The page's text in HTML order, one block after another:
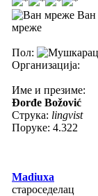
Ван
мреже
Пол:
Организација:
Име и презиме:
Đorđe Božović
Струка: lingvist
Поруке: 4.322
Madiuxa
староседелац